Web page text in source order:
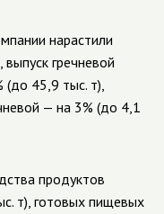
нарастили
гречневой
(до 45,9 тыс. т),
— на 3% (до 4,1
продуктов
т), готовых пищевых